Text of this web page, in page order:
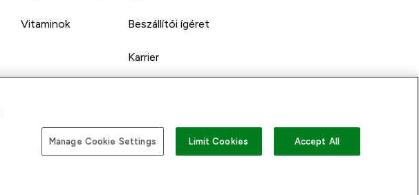
Vitaminok Beszállítói ígéret
Karrier
Pay with
Manage Cookie Settings Limit Cookies Accept All